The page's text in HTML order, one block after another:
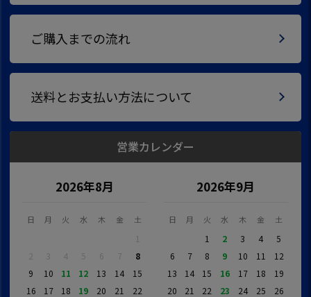
ご購入までの流れ
送料とお支払い方法について
営業カレンダー
2026年8月
日 月 火 水 木 金 土
1
2
3 4 5 6 7
8
9
10 11 12 13 14
15
16
17 18 19 20 21
22
2026年9月
日 月 火 水 木 金 土
1 2 3 4
5
6
7 8 9 10 11
12
13
14 15 16 17 18
19
20
21 22 23 24 25
26